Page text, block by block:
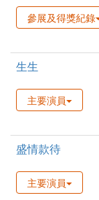
參展及得獎紀錄
生生
主要演員
盛情款待
主要演員